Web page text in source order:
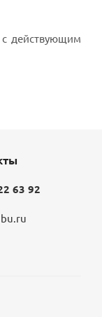
с действующим
63 92